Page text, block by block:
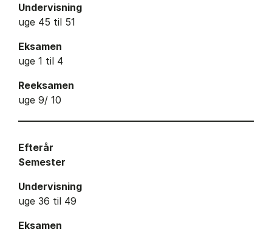
Undervisning
uge 45 til 51
Eksamen
uge 1 til 4
Reeksamen
uge 9/ 10
Efterår
Semester
Undervisning
uge 36 til 49
Eksamen